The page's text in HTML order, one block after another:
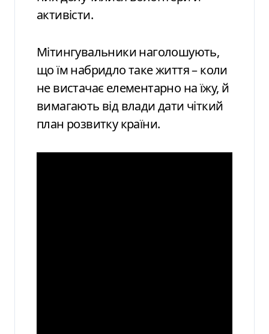
активісти.
Мітингувальники наголошують,
що їм набридло таке життя – коли
не вистачає елементарно на їжу, й
вимагають від влади дати чіткий
план розвитку країни.